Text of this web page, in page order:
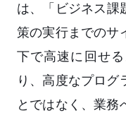
は、「ビジネス課
策の実行までのサ
下で高速に回せ
り、高度なプログ
とではなく、業務